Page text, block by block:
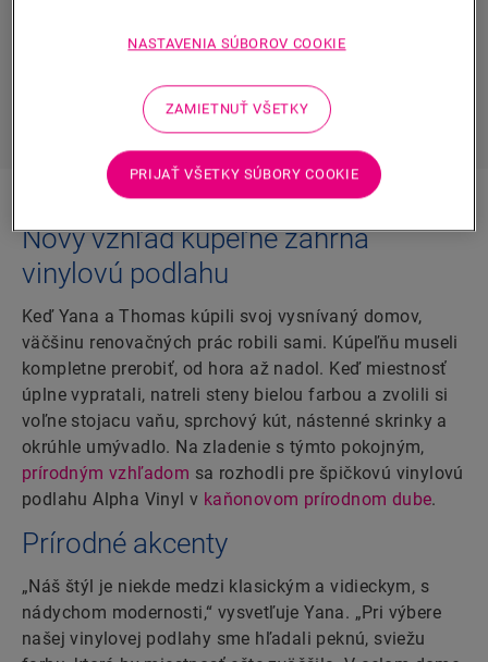
OBJAVTE ALPHA VINYL
Nový vzhľad kúpeľne zahŕňa
vinylovú podlahu
Keď Yana a Thomas kúpili svoj vysnívaný domov,
väčšinu renovačných prác robili sami. Kúpeľňu museli
kompletne prerobiť, od hora až nadol. Keď miestnosť
úplne vypratali, natreli steny bielou farbou a zvolili si
voľne stojacu vaňu, sprchový kút, nástenné skrinky a
okrúhle umývadlo. Na zladenie s týmto pokojným,
prírodným vzhľadom sa rozhodli pre špičkovú vinylovú
podlahu Alpha Vinyl v kaňonovom prírodnom dube.
Prírodné akcenty
„Náš štýl je niekde medzi klasickým a vidieckym, s
nádychom modernosti,“ vysvetľuje Yana. „Pri výbere
našej vinylovej podlahy sme hľadali peknú, sviežu
NASTAVENIA SÚBOROV COOKIE
ZAMIETNUŤ VŠETKY
PRIJAŤ VŠETKY SÚBORY COOKIE